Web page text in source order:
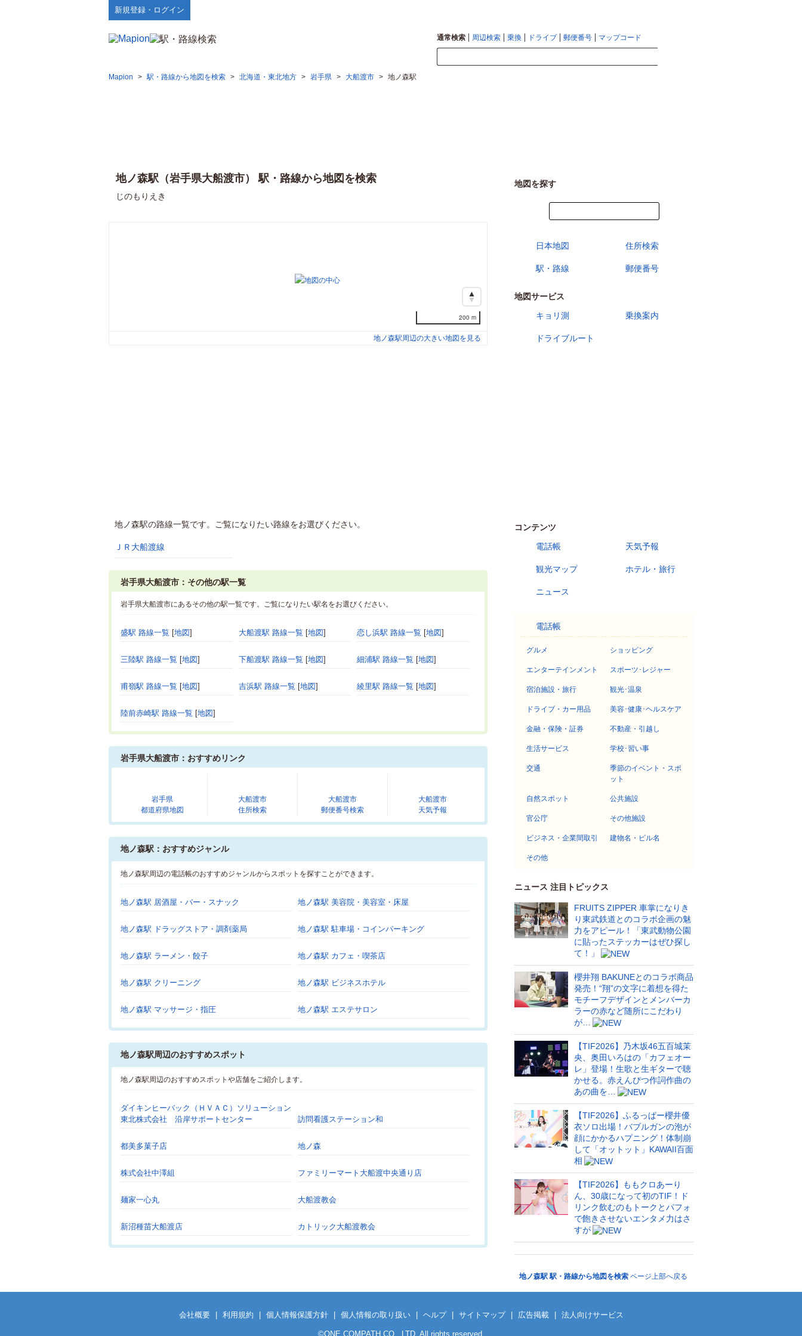
新規登録・ログイン
通常検索 周辺検索 乗換 ドライブ 郵便番号 マップコード
Mapion > 駅・路線から地図を検索 > 北海道・東北地方 > 岩手県 > 大船渡市 > 地ノ森駅
地ノ森駅（岩手県大船渡市） 駅・路線から地図を検索
じのもりえき
200 m
地ノ森駅周辺の大きい地図を見る
地ノ森駅の路線一覧です。ご覧になりたい路線をお選びください。
ＪＲ大船渡線
岩手県大船渡市：その他の駅一覧
岩手県大船渡市にあるその他の駅一覧です。ご覧になりたい駅名をお選びください。
盛駅 路線一覧 [地図] 大船渡駅 路線一覧 [地図] 恋し浜駅 路線一覧 [地図]
三陸駅 路線一覧 [地図] 下船渡駅 路線一覧 [地図] 細浦駅 路線一覧 [地図]
甫嶺駅 路線一覧 [地図] 吉浜駅 路線一覧 [地図] 綾里駅 路線一覧 [地図]
陸前赤崎駅 路線一覧 [地図]
岩手県大船渡市：おすすめリンク
岩手県
都道府県地図
大船渡市
住所検索
大船渡市
郵便番号検索
大船渡市
天気予報
地ノ森駅：おすすめジャンル
地ノ森駅周辺の電話帳のおすすめジャンルからスポットを探すことができます。
地ノ森駅 居酒屋・バー・スナック 地ノ森駅 美容院・美容室・床屋
地ノ森駅 ドラッグストア・調剤薬局 地ノ森駅 駐車場・コインパーキング
地ノ森駅 ラーメン・餃子 地ノ森駅 カフェ・喫茶店
地ノ森駅 クリーニング 地ノ森駅 ビジネスホテル
地ノ森駅 マッサージ・指圧 地ノ森駅 エステサロン
地ノ森駅周辺のおすすめスポット
地ノ森駅周辺のおすすめスポットや店舗をご紹介します。
ダイキンヒーバック（ＨＶＡＣ）ソリューション
東北株式会社 沿岸サポートセンター
訪問看護ステーション和
都美多菓子店 地ノ森
株式会社中澤組 ファミリーマート大船渡中央通り店
麺家一心丸 大船渡教会
新沼種苗大船渡店 カトリック大船渡教会
地図を探す
日本地図 住所検索
駅・路線 郵便番号
地図サービス
キョリ測
乗換案内
ドライブルート
コンテンツ
電話帳
天気予報
観光マップ ホテル・旅行
ニュース
電話帳
グルメ ショッピング
エンターテインメント スポーツ･レジャー
宿泊施設・旅行 観光･温泉
ドライブ・カー用品 美容･健康･ヘルスケア
金融・保険・証券 不動産・引越し
生活サービス 学校･習い事
交通
季節のイベント・スポ
ット
自然スポット 公共施設
官公庁 その他施設
ビジネス・企業間取引 建物名・ビル名
その他
ニュース 注目トピックス
FRUITS ZIPPER 車掌になりき
り東武鉄道とのコラボ企画の魅
力をアピール！「東武動物公園
に貼ったステッカーはぜひ探し
て！」
櫻井翔 BAKUNEとのコラボ商品
発売！“翔”の文字に着想を得た
モチーフデザインとメンバーカ
ラーの赤など随所にこだわり
が…
【TIF2026】乃木坂46五百城茉
央、奥田いろはの「カフェオー
レ」登場！生歌と生ギターで聴
かせる。赤えんぴつ作詞作曲の
あの曲を…
【TIF2026】ふるっぱー櫻井優
衣ソロ出場！バブルガンの泡が
顔にかかるハプニング！体制崩
して「オットット」KAWAII百面
相
【TIF2026】ももクロあーり
ん、30歳になって初のTIF！ド
リンク飲むのもトークとパフォ
で飽きさせないエンタメ力はさ
すが
地ノ森駅 駅・路線から地図を検索 ページ上部へ戻る
会社概要 利用規約 個人情報保護方針 個人情報の取り扱い ヘルプ サイトマップ 広告掲載 法人向けサービス
©ONE COMPATH CO., LTD. All rights reserved.